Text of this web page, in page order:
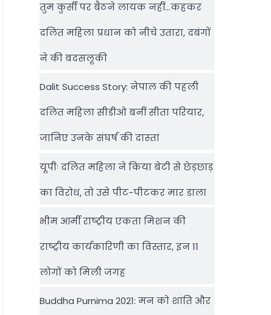
तुम कुर्सी पर बैठने लायक नहीं…कहकर
दलित महिला प्रधान को नीचे उतारा, दबंगों
ने की बदसलूकी
Dalit Success Story: नेपाल की पहली
दलित महिला सीडीओ बनीं सीता परियार,
जानिए उनके संघर्ष की दास्‍तां
यूपीः दलित महिला ने किया बेटी से छेड़छाड़
का विरोध, तो उसे पीट-पीटकर मार डाला
भीम आर्मी राष्‍ट्रीय एकता मिशन की
राष्‍ट्रीय कार्यकारिणी का विस्तार, इन 11
लोगों को मिली जगह
Buddha Purnima 2021: मन को शांति और